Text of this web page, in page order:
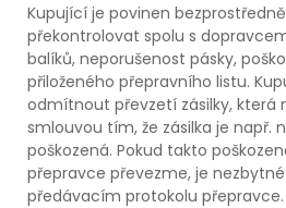
Kupující je povinen
překontrolovat spolu s
balíků, neporušenost pásky,
přiloženého přepravního listu.
odmítnout převzetí zásilky, která
smlouvou tím, že zásilka je např.
poškozená. Pokud takto
přepravce převezme, je
předávacím protokolu přepravce.